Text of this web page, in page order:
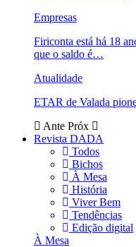
Empresas
Firiconta está há 18
que o saldo é…
Atualidade
ETAR de Valada
Ante Próx
Revista DADA
Todos
Bichos
À Mesa
História
Viver Bem
Tendências
Edição digital
À Mesa